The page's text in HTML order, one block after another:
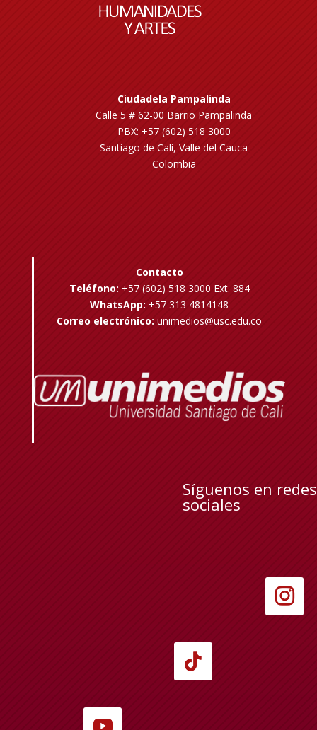
Ciudadela Pampalinda
Calle 5 # 62-00 Barrio Pampalinda
PBX: +57 (602) 518 3000
Santiago de Cali, Valle del Cauca
Colombia
Contacto
Teléfono: +57 (602) 518 3000 Ext. 884
WhatsApp: +57 313 4814148
Correo electrónico: unimedios@usc.edu.co
Síguenos en redes
sociales